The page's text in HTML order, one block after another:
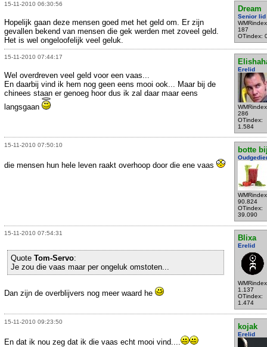
15-11-2010 06:30:56
Dream
Senior lid
187
OTindex:
Hopelijk gaan deze mensen goed met het geld om. Er zijn
gevallen bekend van mensen die gek werden met zoveel geld.
Het is wel ongeloofelijk veel geluk.
15-11-2010 07:44:17
Erelid
286
OTindex:
1.584
Wel overdreven veel geld voor een vaas...
En daarbij vind ik hem nog geen eens mooi ook... Maar bij de
chinees staan er genoeg hoor dus ik zal daar maar eens
langsgaan
15-11-2010 07:50:10
botte
90.824
OTindex:
39.090
die mensen hun hele leven raakt overhoop door die ene vaas
15-11-2010 07:54:31
Blixa
Erelid
1.137
OTindex:
1.474
Quote Tom-Servo:
Je zou die vaas maar per ongeluk omstoten...
Dan zijn de overblijvers nog meer waard he
15-11-2010 09:23:50
kojak
Erelid
En dat ik nou zeg dat ik die vaas echt mooi vind....